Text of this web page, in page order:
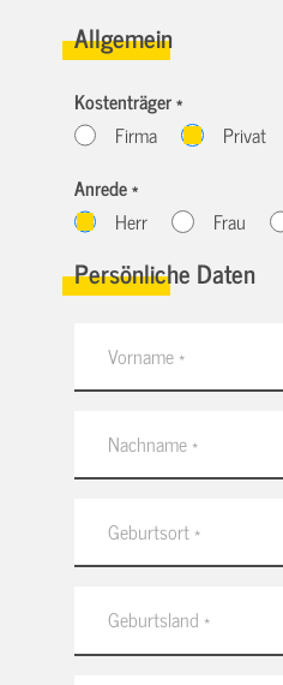
Allgemein
Kostenträger *
Firma
Privat
Anrede *
Herr
Frau
Persönliche Daten